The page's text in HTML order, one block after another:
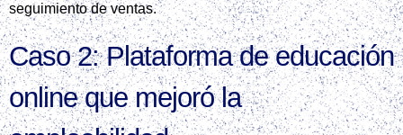
seguimiento de ventas.
Caso 2: Plataforma de educación
online que mejoró la